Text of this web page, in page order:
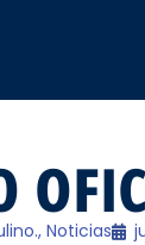
, Noticias